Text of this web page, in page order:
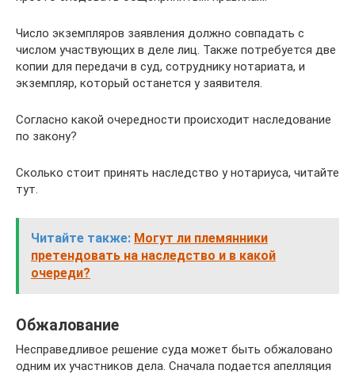
Число экземпляров заявления должно совпадать с
числом участвующих в деле лиц. Также потребуется две
копии для передачи в суд, сотруднику нотариата, и
экземпляр, который останется у заявителя.
Согласно какой очередности происходит наследование
по закону?
Сколько стоит принять наследство у нотариуса, читайте
тут.
Читайте также: Могут ли племянники
претендовать на наследство и в какой
очереди?
Обжалование
Несправедливое решение суда может быть обжаловано
одним их участников дела. Сначала подается апелляция